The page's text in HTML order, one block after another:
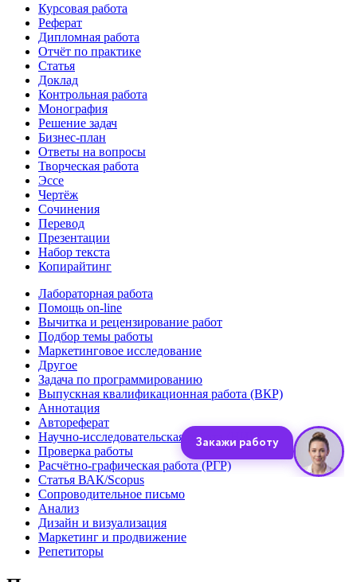
Курсовая работа
Реферат
Дипломная работа
Отчёт по практике
Статья
Доклад
Контрольная работа
Монография
Решение задач
Бизнес-план
Ответы на вопросы
Творческая работа
Эссе
Чертёж
Сочинения
Перевод
Презентации
Набор текста
Копирайтинг
Лабораторная работа
Помощь on-line
Вычитка и рецензирование работ
Подбор темы работы
Маркетинговое исследование
Другое
Задача по программированию
Выпускная квалификационная работа (ВКР)
Аннотация
Автореферат
Научно-исследовательская работа (НИР)
Проверка работы
Расчётно-графическая работа (РГР)
Статья ВАК/Scopus
Сопроводительное письмо
Анализ
Дизайн и визуализация
Маркетинг и продвижение
Репетиторы